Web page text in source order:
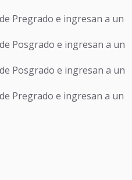
Pregrado e ingresan a un
Posgrado e ingresan a un
Posgrado e ingresan a un
Pregrado e ingresan a un